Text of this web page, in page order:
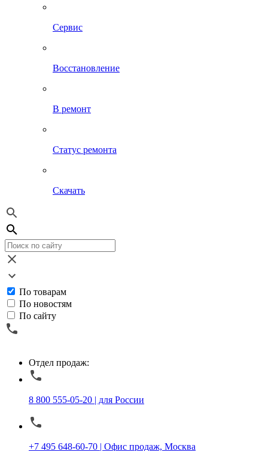
Сервис
Восстановление
В ремонт
Статус ремонта
Скачать
По товарам
По новостям
По сайту
Отдел продаж:
8 800 555-05-20 | для России
+7 495 648-60-70 | Офис продаж, Москва